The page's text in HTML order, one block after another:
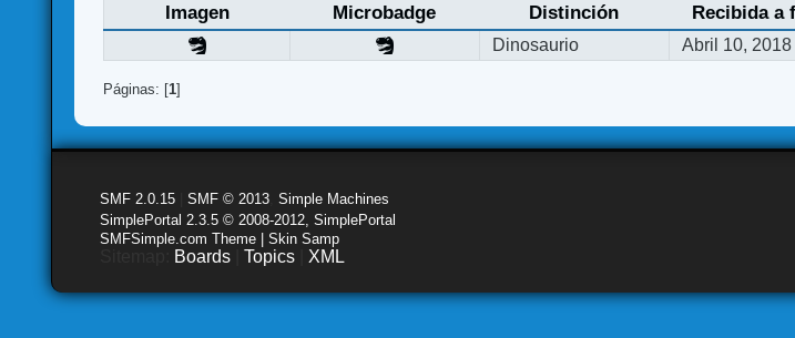
Imagen Microbadge Distinción Recibida a
Dinosaurio Abril 10, 2018
Páginas: [1]
SMF 2.0.15 |SMF © 2013 ,Simple Machines
SimplePortal 2.3.5 © 2008-2012, SimplePortal
SMFSimple.com Theme | Skin Samp
Boards |Topics XML